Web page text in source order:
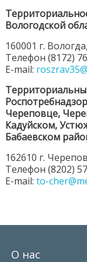
Вологодской
160001 г.
Телефон (8172)
E-mail:
Череповце,
Кадуйском,
Бабаевском
162610 г.
Телефон (8202)
E-mail: to-
О нас